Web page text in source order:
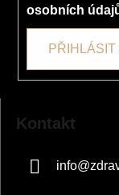
osobních
PŘIHLÁSIT
Kontakt
info@